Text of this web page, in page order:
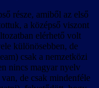
része, amiből az első
a középső viszont
elérhető volt
különösebben, de
csak a nemzetközi
nincs magyar nyelv
de csak mindenféle